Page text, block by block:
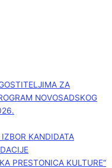
ZA
NOVOSADSKOG
KANDIDATA
PRESTONICA KULTURE“